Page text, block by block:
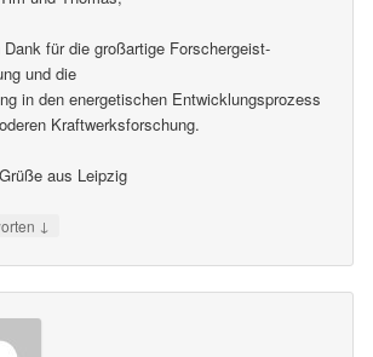
Dank für die großartige Forschergeist-
und die
in den energetischen Entwicklungsprozess
Kraftwerksforschung.
aus Leipzig
↓